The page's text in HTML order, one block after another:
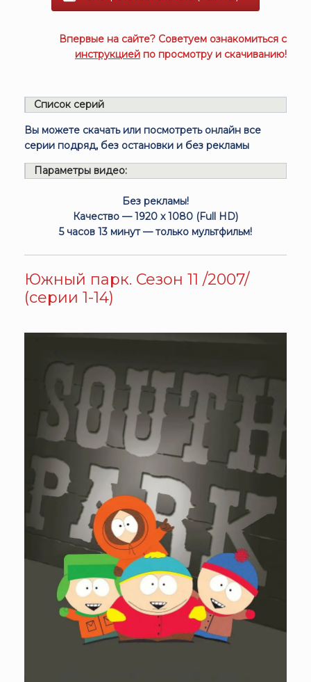
Впервые на сайте? Советуем ознакомиться с
инструкцией по просмотру и скачиванию!
Список серий
Вы можете скачать или посмотреть онлайн все
серии подряд, без остановки и без рекламы
Параметры видео:
Без рекламы!
Качество — 1920 x 1080 (Full HD)
5 часов 13 минут — только мультфильм!
Южный парк. Сезон 11 /2007/
(серии 1-14)